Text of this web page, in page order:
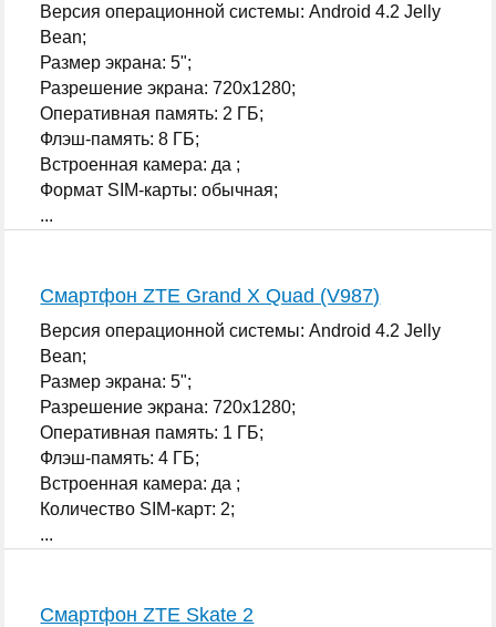
Версия операционной системы: Android 4.2 Jelly
Bean;
Размер экрана: 5";
Разрешение экрана: 720x1280;
Оперативная память: 2 ГБ;
Флэш-память: 8 ГБ;
Встроенная камера: да ;
Формат SIM-карты: обычная;
...
Смартфон ZTE Grand X Quad (V987)
Версия операционной системы: Android 4.2 Jelly
Bean;
Размер экрана: 5";
Разрешение экрана: 720x1280;
Оперативная память: 1 ГБ;
Флэш-память: 4 ГБ;
Встроенная камера: да ;
Количество SIM-карт: 2;
...
Смартфон ZTE Skate 2